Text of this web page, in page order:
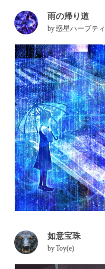
雨の帰り道
by惑星ハーブティ
如意宝珠
byToy(e)